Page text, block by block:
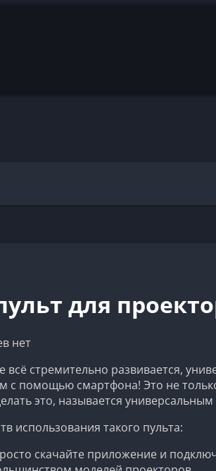
для
нет
стремительно развивается,
с помощью смартфона! Это не
это, называется
использования такого пульта:
скачайте приложение и